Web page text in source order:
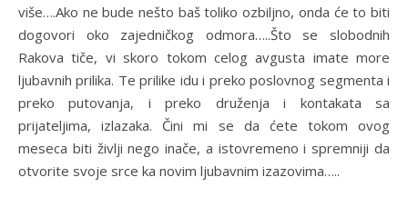
više….Ako ne bude nešto baš toliko ozbiljno, onda će to biti
dogovori oko zajedničkog odmora…..Što se slobodnih
Rakova tiče, vi skoro tokom celog avgusta imate more
ljubavnih prilika. Te prilike idu i preko poslovnog segmenta i
preko putovanja, i preko druženja i kontakata sa
prijateljima, izlazaka. Čini mi se da ćete tokom ovog
meseca biti življi nego inače, a istovremeno i spremniji da
otvorite svoje srce ka novim ljubavnim izazovima…..